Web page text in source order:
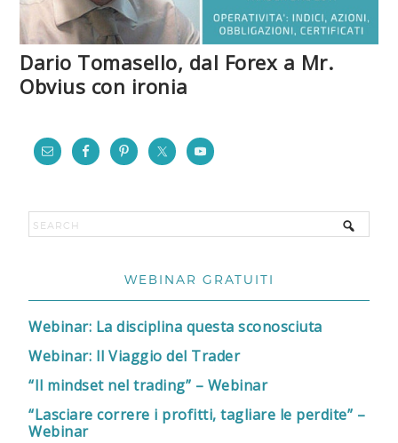
Dario Tomasello, dal Forex a Mr.
Obvius con ironia
WEBINAR GRATUITI
Webinar: La disciplina questa sconosciuta
Webinar: Il Viaggio del Trader
“Il mindset nel trading” – Webinar
“Lasciare correre i profitti, tagliare le perdite” –
Webinar